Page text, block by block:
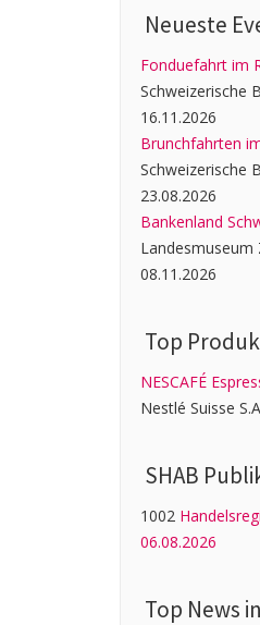
Neueste
Fonduefahrt im
Schweizerische
16.11.2026
Brunchfahrten
Schweizerische
23.08.2026
Bankenland
Landesmuseum
08.11.2026
Top
NESCAFÉ
Nestlé Suisse
SHAB
1002
06.08.2026
Top News